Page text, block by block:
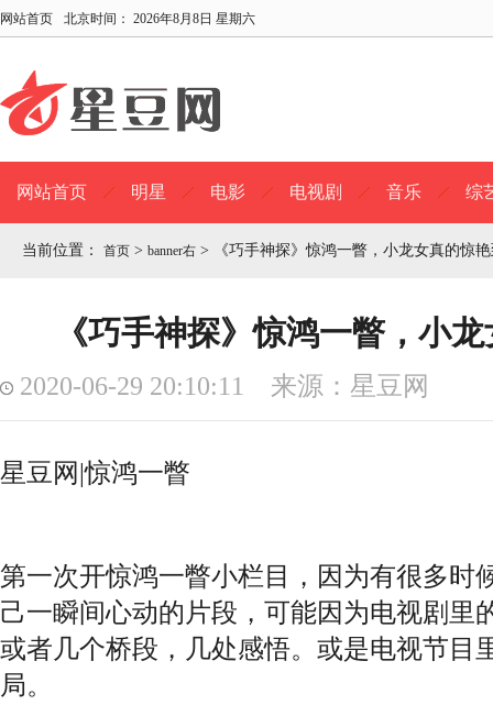
网站首页 北京时间： 2026年8月8日 星期六
网站首页 明星 电影 电视剧 音乐 综
当前位置： 首页 > banner右 > 《巧手神探》惊鸿一瞥，小龙女真的惊
《巧手神探》惊鸿一瞥，小
2020-06-29 20:10:11 来源：星豆网
星豆网|惊鸿一瞥
第一次开惊鸿一瞥小栏目，因为有很多时
己一瞬间心动的片段，可能因为电视剧里
或者几个桥段，几处感悟。或是电视节目
局。